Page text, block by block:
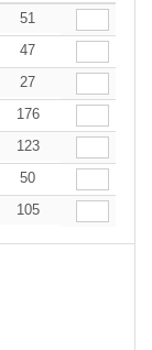
10.59
51
10.59
47
10.59
27
10.59
176
13.36
123
14.57
50
16.60
105